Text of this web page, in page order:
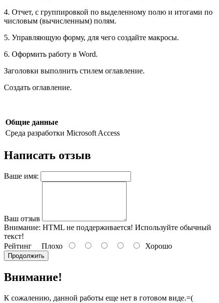
4. Отчет, с группировкой по выделенному полю и итогами по
числовым (вычисленным) полям.
5. Управляющую форму, для чего создайте макросы.
6. Оформить работу в Word.
Заголовки выполнить стилем оглавление.
Создать оглавление.
Общие данные
Среда разработки Microsoft Access
Написать отзыв
Ваше имя:
Ваш отзыв
Внимание: HTML не поддерживается! Используйте обычный
текст!
Рейтинг Плохо Хорошо
Продолжить
Внимание!
К сожалению, данной работы еще нет в готовом виде.=(